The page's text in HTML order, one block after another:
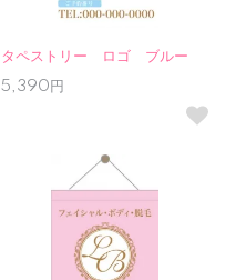
タペストリー ロゴ ブルー
5,390円